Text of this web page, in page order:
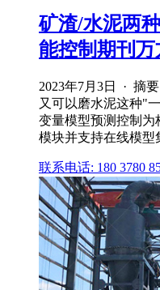
矿渣/水泥两
能控制期刊万
2023年7月3日 · 摘
又可以磨水泥这种"
变量模型预测控制为
模块并支持在线模型
联系电话: 180 3780